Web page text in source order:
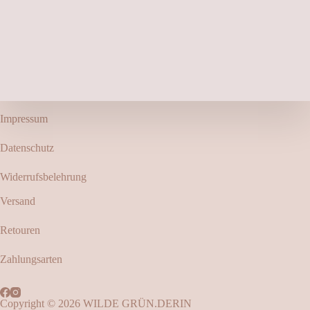
Impressum
Datenschutz
Widerrufsbelehrung
Versand
Retouren
Zahlungsarten
Copyright © 2026 WILDE GRÜN.DERIN